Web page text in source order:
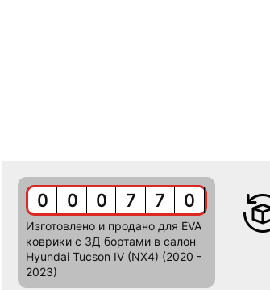
0 0 0 7 7 0
Изготовлено и продано для EVA
коврики c 3Д бортами в салон
Hyundai Tucson IV (NX4) (2020 -
2023)